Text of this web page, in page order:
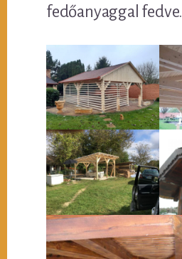
fedőanyaggal fedve.